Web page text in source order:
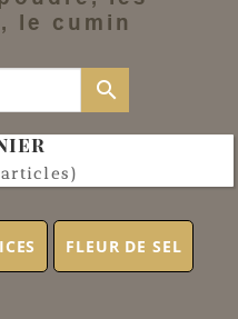
, le cumin
search
FLEUR DE SEL